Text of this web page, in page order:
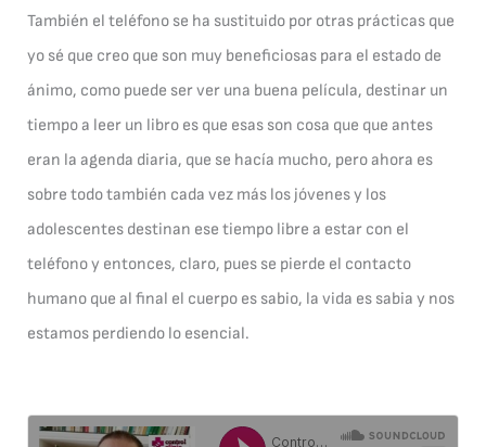
También el teléfono se ha sustituido por otras prácticas que
yo sé que creo que son muy beneficiosas para el estado de
ánimo, como puede ser ver una buena película, destinar un
tiempo a leer un libro es que esas son cosa que que antes
eran la agenda diaria, que se hacía mucho, pero ahora es
sobre todo también cada vez más los jóvenes y los
adolescentes destinan ese tiempo libre a estar con el
teléfono y entonces, claro, pues se pierde el contacto
humano que al final el cuerpo es sabio, la vida es sabia y nos
estamos perdiendo lo esencial.